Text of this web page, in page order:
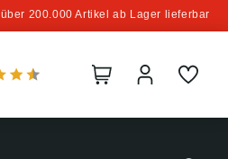
über 200.000 Artikel ab Lager lieferbar